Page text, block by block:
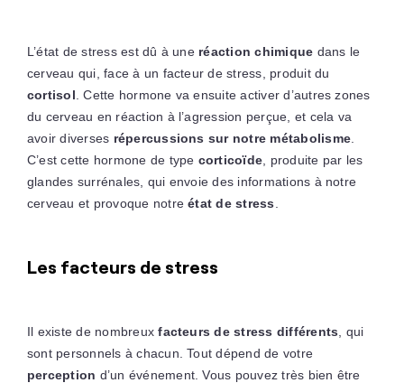
L’état de stress est dû à uneréaction chimique dans le
cerveau qui, face à un facteur de stress, produit du
cortisol . Cette hormone va ensuite activer d’autres zones
du cerveau en réaction à l’agression perçue, et cela va
avoir diverses répercussions sur notre métabolisme
C’est cette hormone de type corticoïde , produite par les
glandes surrénales, qui envoie des informations à notre
cerveau et provoque notreétat de stress
Les facteurs de stress
Il existe de nombreuxfacteurs de stress différents , qui
sont personnels à chacun. Tout dépend de votre
perception d’un événement. Vous pouvez très bien être